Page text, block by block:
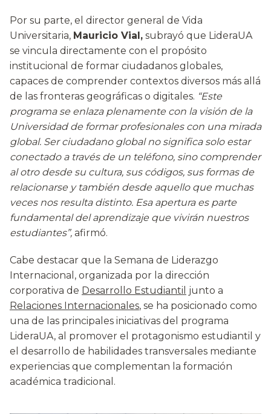
Por su parte, el director general de Vida
Universitaria, Mauricio Vial, subrayó que LideraUA
se vincula directamente con el propósito
institucional de formar ciudadanos globales,
capaces de comprender contextos diversos más allá
de las fronteras geográficas o digitales. “Este
programa se enlaza plenamente con la visión de la
Universidad de formar profesionales con una mirada
global. Ser ciudadano global no significa solo estar
conectado a través de un teléfono, sino comprender
al otro desde su cultura, sus códigos, sus formas de
relacionarse y también desde aquello que muchas
veces nos resulta distinto. Esa apertura es parte
fundamental del aprendizaje que vivirán nuestros
estudiantes”, afirmó.
Cabe destacar que la Semana de Liderazgo
Internacional, organizada por la dirección
corporativa de Desarrollo Estudiantil junto a
Relaciones Internacionales, se ha posicionado como
una de las principales iniciativas del programa
LideraUA, al promover el protagonismo estudiantil y
el desarrollo de habilidades transversales mediante
experiencias que complementan la formación
académica tradicional.